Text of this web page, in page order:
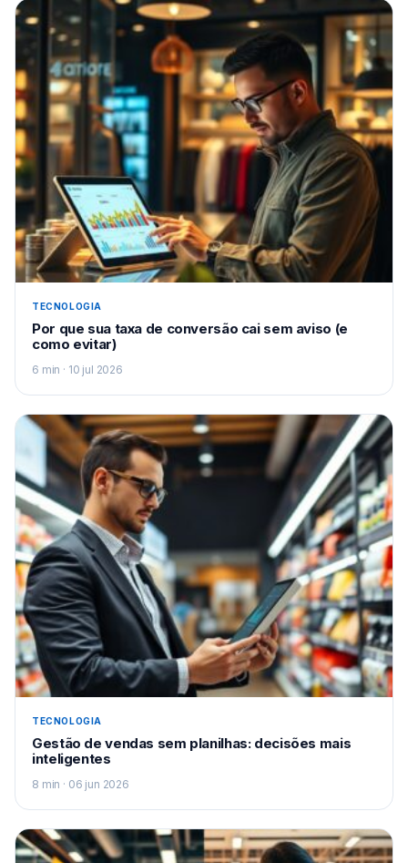
TECNOLOGIA
Por que sua taxa de conversão cai sem aviso (e
como evitar)
6 min · 10 jul 2026
TECNOLOGIA
Gestão de vendas sem planilhas: decisões mais
inteligentes
8 min · 06 jun 2026